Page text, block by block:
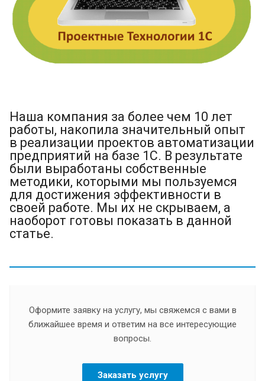
Наша компания за более чем 10 лет
работы, накопила значительный опыт
в реализации проектов автоматизации
предприятий на базе 1С. В результате
были выработаны собственные
методики, которыми мы пользуемся
для достижения эффективности в
своей работе. Мы их не скрываем, а
наоборот готовы показать в данной
статье.
Оформите заявку на услугу, мы свяжемся с вами в
ближайшее время и ответим на все интересующие
вопросы.
Заказать услугу